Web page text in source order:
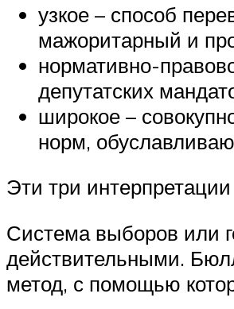
узкое – способ
мажоритарный и
нормативно-
депутатских
широкое –
норм,
Эти три
Система выборов или
действительными.
метод, с помощью